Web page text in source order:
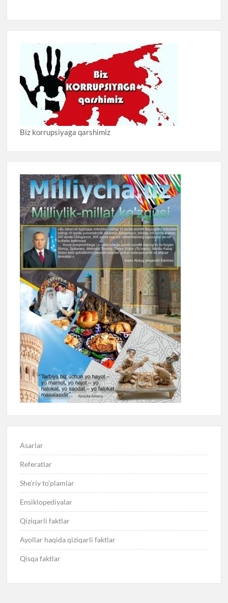
Biz korrupsiyaga qarshimiz
Asarlar
Referatlar
She’riy to’plamlar
Ensiklopediyalar
Qiziqarli faktlar
Ayollar haqida qiziqarli faktlar
Qisqa faktlar